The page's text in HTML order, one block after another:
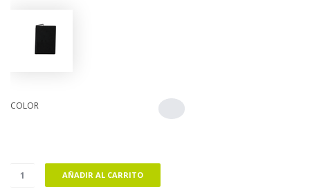
COLOR
AÑADIR AL CARRITO